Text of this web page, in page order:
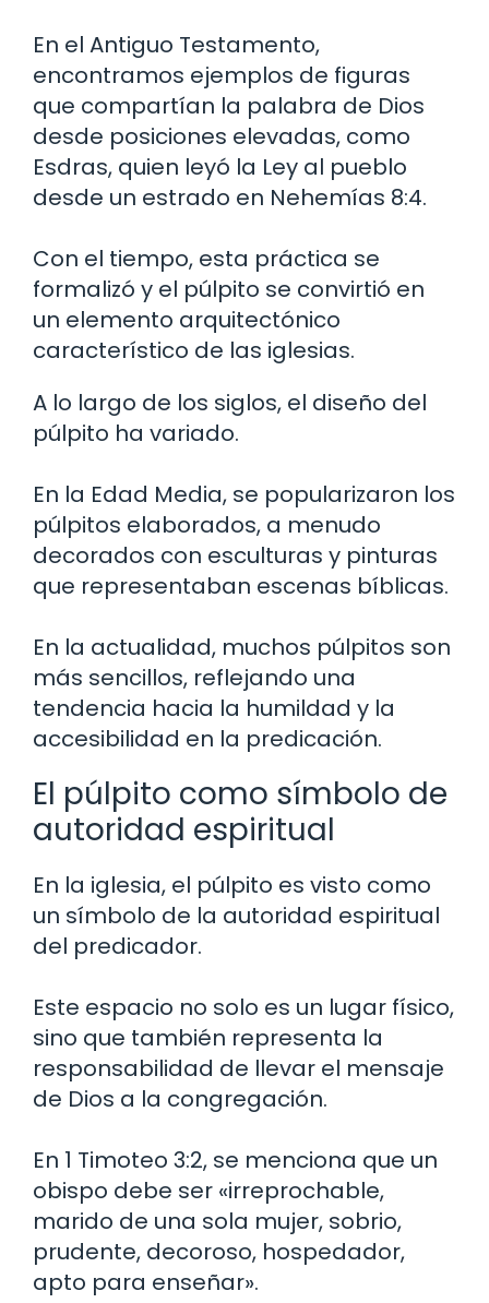
En el Antiguo Testamento,
encontramos ejemplos de figuras
que compartían la palabra de Dios
desde posiciones elevadas, como
Esdras, quien leyó la Ley al pueblo
desde un estrado en Nehemías 8:4.
Con el tiempo, esta práctica se
formalizó y el púlpito se convirtió en
un elemento arquitectónico
característico de las iglesias.
A lo largo de los siglos, el diseño del
púlpito ha variado.
En la Edad Media, se popularizaron los
púlpitos elaborados, a menudo
decorados con esculturas y pinturas
que representaban escenas bíblicas.
En la actualidad, muchos púlpitos son
más sencillos, reflejando una
tendencia hacia la humildad y la
accesibilidad en la predicación.
El púlpito como símbolo de
autoridad espiritual
En la iglesia, el púlpito es visto como
un símbolo de la autoridad espiritual
del predicador.
Este espacio no solo es un lugar físico,
sino que también representa la
responsabilidad de llevar el mensaje
de Dios a la congregación.
En 1 Timoteo 3:2, se menciona que un
obispo debe ser «irreprochable,
marido de una sola mujer, sobrio,
prudente, decoroso, hospedador,
apto para enseñar».